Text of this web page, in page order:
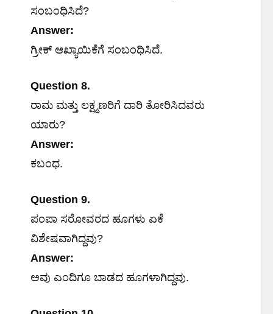
ಸಂಬಂಧಿಸಿದೆ?
Answer:
ಗ್ರೀಕ್ ಆಖ್ಯಾಯಿಕೆಗೆ ಸಂಬಂಧಿಸಿದೆ.
Question 8.
ರಾಮ ಮತ್ತು ಲಕ್ಷ್ಮಣರಿಗೆ ದಾರಿ ತೋರಿಸಿದವರು
ಯಾರು?
Answer:
ಕಬಂಧ.
Question 9.
ಪಂಪಾ ಸರೋವರದ ಹೂಗಳು ಏಕೆ
ವಿಶೇಷವಾಗಿದ್ದವು?
Answer:
ಅವು ಎಂದಿಗೂ ಬಾಡದ ಹೂಗಳಾಗಿದ್ದವು.